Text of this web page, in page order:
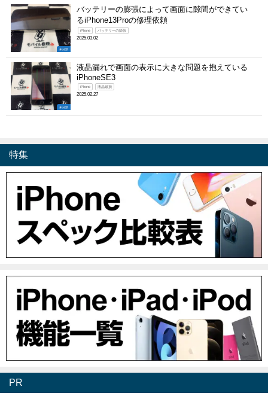
未分類
バッテリーの膨張によって画面に隙間ができてい
るiPhone13Proの修理依頼
iPhone バッテリーの膨張
2025.03.02
未分類
液晶漏れで画面の表示に大きな問題を抱えている
iPhoneSE3
iPhone 液晶破損
2025.02.27
特集
PR